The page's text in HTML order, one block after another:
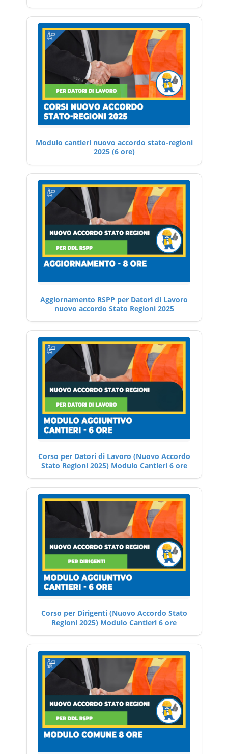
Modulo cantieri nuovo accordo stato-regioni
2025 (6 ore)
Aggiornamento RSPP per Datori di Lavoro
nuovo accordo Stato Regioni 2025
Corso per Datori di Lavoro (Nuovo Accordo
Stato Regioni 2025) Modulo Cantieri 6 ore
Corso per Dirigenti (Nuovo Accordo Stato
Regioni 2025) Modulo Cantieri 6 ore